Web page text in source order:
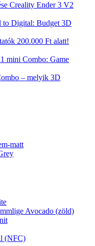
Creality Ender 3 V2
to Digital: Budget 3D
200.000 Ft alatt!
mini Combo: Game
– melyik 3D
matt
Avocado (zöld)
(NFC)